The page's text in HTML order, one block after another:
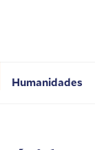
Humanidades